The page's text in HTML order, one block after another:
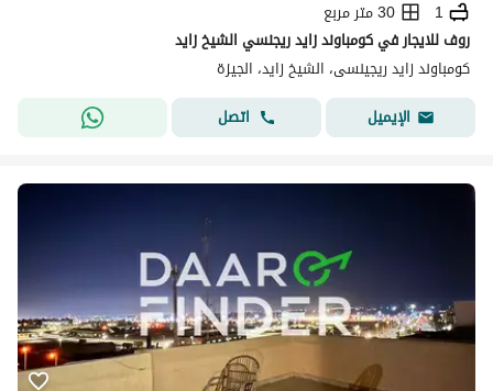
1
30 متر مربع
روف للايجار في كومباوند زايد ريجنسي الشيخ زايد
كومباوند زايد ريجينسى، الشيخ زايد، الجيزة
الإيميل
اتصل